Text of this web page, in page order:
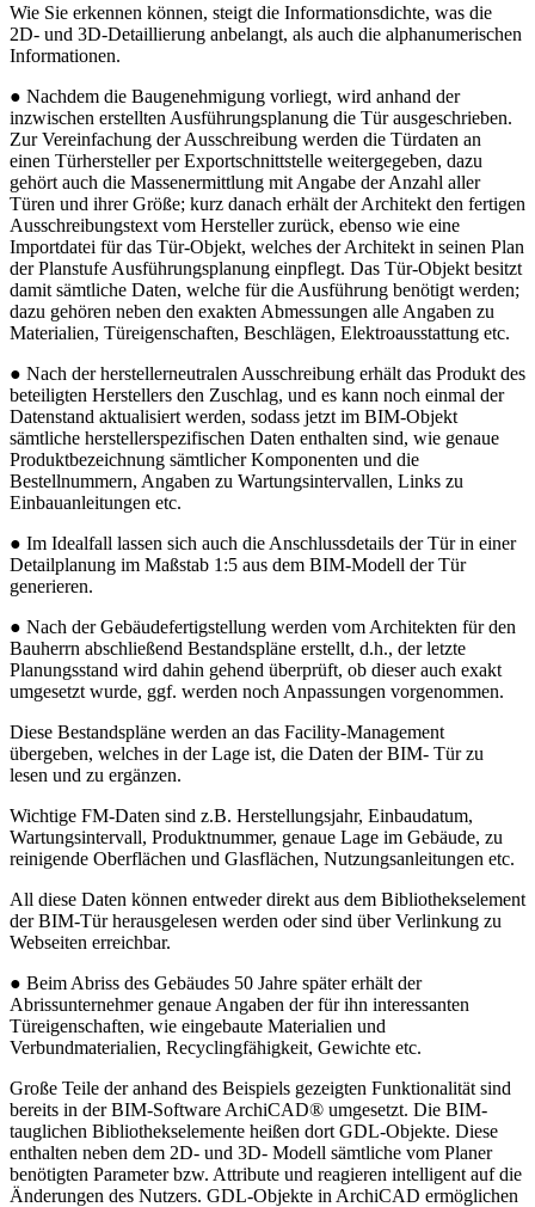
Wie Sie erkennen können, steigt die Informationsdichte, was die
2D- und 3D-Detaillierung anbelangt, als auch die alphanumerischen
Informationen.
● Nachdem die Baugenehmigung vorliegt, wird anhand der
inzwischen erstellten Ausführungsplanung die Tür ausgeschrieben.
Zur Vereinfachung der Ausschreibung werden die Türdaten an
einen Türhersteller per Exportschnittstelle weitergegeben, dazu
gehört auch die Massenermittlung mit Angabe der Anzahl aller
Türen und ihrer Größe; kurz danach erhält der Architekt den fertigen
Ausschreibungstext vom Hersteller zurück, ebenso wie eine
Importdatei für das Tür-Objekt, welches der Architekt in seinen Plan
der Planstufe Ausführungsplanung einpflegt. Das Tür-Objekt besitzt
damit sämtliche Daten, welche für die Ausführung benötigt werden;
dazu gehören neben den exakten Abmessungen alle Angaben zu
Materialien, Türeigenschaften, Beschlägen, Elektroausstattung etc.
● Nach der herstellerneutralen Ausschreibung erhält das Produkt des
beteiligten Herstellers den Zuschlag, und es kann noch einmal der
Datenstand aktualisiert werden, sodass jetzt im BIM-Objekt
sämtliche herstellerspezifischen Daten enthalten sind, wie genaue
Produktbezeichnung sämtlicher Komponenten und die
Bestellnummern, Angaben zu Wartungsintervallen, Links zu
Einbauanleitungen etc.
● Im Idealfall lassen sich auch die Anschlussdetails der Tür in einer
Detailplanung im Maßstab 1:5 aus dem BIM-Modell der Tür
generieren.
● Nach der Gebäudefertigstellung werden vom Architekten für den
Bauherrn abschließend Bestandspläne erstellt, d.h., der letzte
Planungsstand wird dahin gehend überprüft, ob dieser auch exakt
umgesetzt wurde, ggf. werden noch Anpassungen vorgenommen.
Diese Bestandspläne werden an das Facility-Management
übergeben, welches in der Lage ist, die Daten der BIM- Tür zu
lesen und zu ergänzen.
Wichtige FM-Daten sind z.B. Herstellungsjahr, Einbaudatum,
Wartungsintervall, Produktnummer, genaue Lage im Gebäude, zu
reinigende Oberflächen und Glasflächen, Nutzungsanleitungen etc.
All diese Daten können entweder direkt aus dem Bibliothekselement
der BIM-Tür herausgelesen werden oder sind über Verlinkung zu
Webseiten erreichbar.
● Beim Abriss des Gebäudes 50 Jahre später erhält der
Abrissunternehmer genaue Angaben der für ihn interessanten
Türeigenschaften, wie eingebaute Materialien und
Verbundmaterialien, Recyclingfähigkeit, Gewichte etc.
Große Teile der anhand des Beispiels gezeigten Funktionalität sind
bereits in der BIM-Software ArchiCAD® umgesetzt. Die BIM-
tauglichen Bibliothekselemente heißen dort GDL-Objekte. Diese
enthalten neben dem 2D- und 3D- Modell sämtliche vom Planer
benötigten Parameter bzw. Attribute und reagieren intelligent auf die
Änderungen des Nutzers. GDL-Objekte in ArchiCAD ermöglichen